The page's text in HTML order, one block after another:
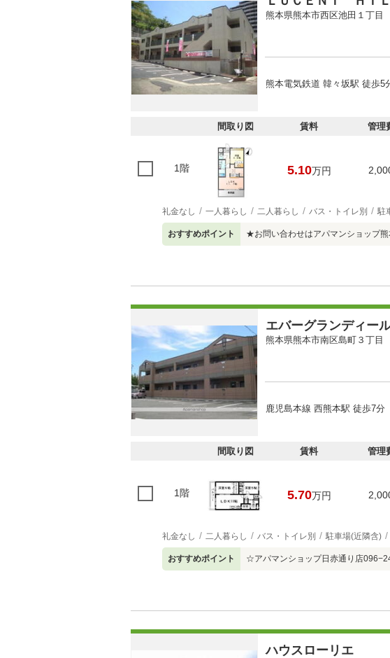
熊本県熊本市西区池田１丁目
熊本電気鉄道 韓々坂駅 徒歩5
間取り図 賃料 管理
1階 5.10万円
礼金なし 一人暮らし 二人暮らし バス・トイレ別 駐
おすすめポイント ★お問い合わせはアパマンショップ
エバーグランディー
熊本県熊本市南区島町３丁目
鹿児島本線 西熊本駅 徒歩7分
間取り図 賃料 管理
1階 5.70万円
礼金なし 二人暮らし バス・トイレ別 駐車場(近隣含)
おすすめポイント ☆アパマンショップ日赤通り店
ハウスローリエ